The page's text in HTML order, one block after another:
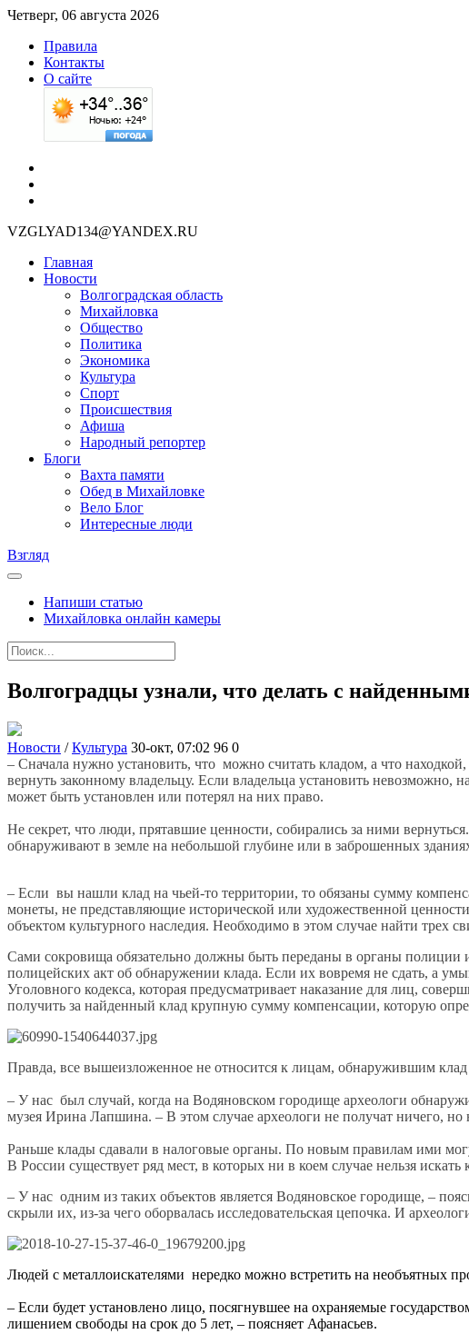
Четверг, 06 августа 2026
Правила
Контакты
О сайте
VZGLYAD134@YANDEX.RU
Главная
Новости
Волгоградская область
Михайловка
Общество
Политика
Экономика
Культура
Спорт
Происшествия
Афиша
Народный репортер
Блоги
Вахта памяти
Обед в Михайловке
Вело Блог
Интересные люди
Взгляд
Напиши статью
Михайловка онлайн камеры
Волгоградцы узнали, что делать с
Новости /Культура 30-окт, 07:02 96 0
– Сначала нужно установить, что можно считать кладом, а что
вернуть законному владельцу. Если владельца установить
может быть установлен или потерял на них право.
Не секрет, что люди, прятавшие ценности, собирались за ними
обнаруживают в земле на небольшой глубине или в заброшенных
– Если вы нашли клад на чьей-то территории, то обязаны сумму
монеты, не представляющие исторической или художественной
объектом культурного наследия. Необходимо в этом случае найти
Сами сокровища обязательно должны быть переданы в органы
полицейских акт об обнаружении клада. Если их вовремя не сдать, а
Уголовного кодекса, которая предусматривает наказание для лиц,
получить за найденный клад крупную сумму компенсации, которую
Правда, все вышеизложенное не относится к лицам, обнаружившим
– У нас был случай, когда на Водяновском городище археологи
музея Ирина Лапшина. – В этом случае археологи не получат ничего,
Раньше клады сдавали в налоговые органы. По новым правилам ими
В России существует ряд мест, в которых ни в коем случае нельзя
– У нас одним из таких объектов является Водяновское городище, –
скрыли их, из-за чего оборвалась исследовательская цепочка. И
Людей с металлоискателями нередко можно встретить на необъятных
– Если будет установлено лицо, посягнувшее на охраняемые
лишением свободы на срок до 5 лет, – поясняет Афанасьев.